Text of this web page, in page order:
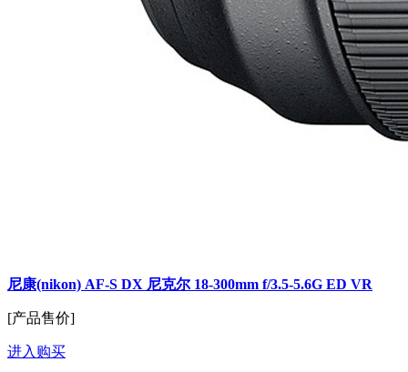
尼康(nikon) AF-S DX 尼克尔 18-300mm f/3.5-5.6G ED VR
[产品售价]
进入购买